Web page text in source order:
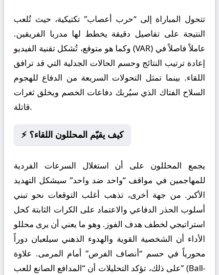
تتحول المباراة إلى “حرب أعصاب” تكتيكية، حيث تُلعب
النتيجة على تفاصيل دقيقة يخطط لها مدربا الفريقين.
وكما هو متوقع، تُشكل تقنية الفيديو (VAR) عاملاً فاصلاً في
إعادة ترتيب النتائج وحسم الحالات الجدلية التي قد ترافق
اللقاء. بينما تمثل التحولات السريعة من الدفاع للهجوم
السلاح الفتاك الذي سيُربك دفاعات الخصم ويخلق ثغرات
قاتلة.
⚡ كيف يقيّم المحللون اللقاء؟
يجمع المحللون على أن استغلال السرعات الفردية
للمهاجمين في مواقف “واحد ضد واحد” سيشكل التهديد
الأكبر. من جهة أخرى، تذهب أغلب التوقعات نحو تبني
أسلوب الحذر الدفاعي والاعتماد على الكرات الثابتة كحل
استراتيجي لخطف هدف الفوز. وهو ما يعني أن يرى محللو
الأداء أن الشخصية القوية والهدوء الذهني سيلعبان دوراً
محورياً في حسم “أنصاف الفرص” أمام المرمى. علاوة
على ذلك، تؤكد التحليلات أن “المدافع الصانع للعب” (Ball-